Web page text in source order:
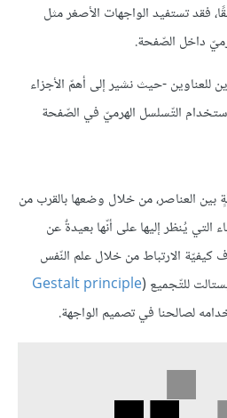
فقد تستفيد الواجهات الأصغر مثل
داخل الصّفحة.
للعناوين -حيث نشير إلى أهمّ الأجزاء
التّسلسل الهرميّ في الصّفحة
بين العناصر، من خلال وضعها بالقرب من
يُنظر إليها على أنّها بعيدةٌ عن
الارتباط من خلال علم النّفس
للتّجميع (Gestalt principle
لصالحنا في تصميم الواجهة.